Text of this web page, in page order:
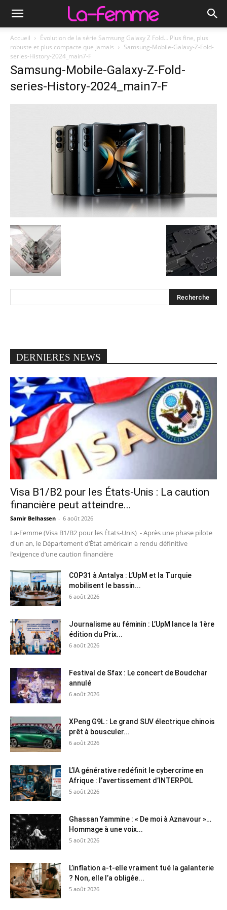
Accueil
Évolution de la série Samsung Galaxy Z Fold… Plus fine, plus
robuste et plus compacte que jamais
Samsung-Mobile-Galaxy-Z-Fold-
series-History-2024_main7-F
Samsung-Mobile-Galaxy-Z-Fold-
series-History-2024_main7-F
DERNIERES NEWS
Visa B1/B2 pour les États-Unis : La caution
financière peut atteindre...
Samir Belhassen - 6 août 2026
La-Femme (Visa B1/B2 pour les États-Unis) - Après une phase pilote
d'un an, le Département d’État américain a rendu définitive
l’exigence d’une caution financière
COP31 à Antalya : L’UpM et la Turquie
mobilisent le bassin...
6 août 2026
Journalisme au féminin : L’UpM lance la 1ère
édition du Prix...
6 août 2026
Festival de Sfax : Le concert de Boudchar
annulé
6 août 2026
XPeng G9L : Le grand SUV électrique chinois
prêt à bousculer...
6 août 2026
L’IA générative redéfinit le cybercrime en
Afrique : l’avertissement d’INTERPOL
5 août 2026
Ghassan Yammine : « De moi à Aznavour »…
Hommage à une voix...
5 août 2026
L’inflation a-t-elle vraiment tué la galanterie
? Non, elle l’a obligée...
5 août 2026